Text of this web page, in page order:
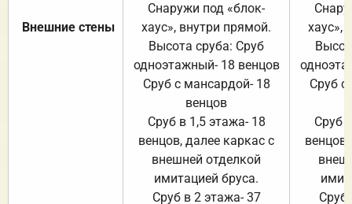
Внешние стены
Снаружи под «блок-
хаус», внутри прямой.
Высота сруба: Сруб
одноэтажный- 18 венцов
Сруб с мансардой- 18
венцов
Сруб в 1,5 этажа- 18
венцов, далее каркас с
внешней отделкой
имитацией бруса.
Сруб в 2 этажа- 37
хаус»,
Сруб с
Сруб
Сруб